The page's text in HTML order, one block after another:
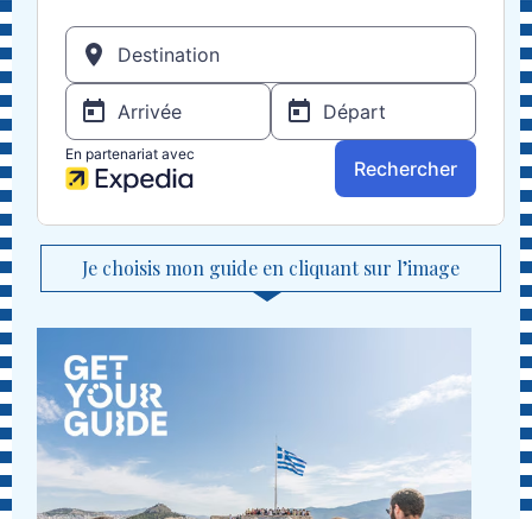
Je choisis mon guide en cliquant sur l’image